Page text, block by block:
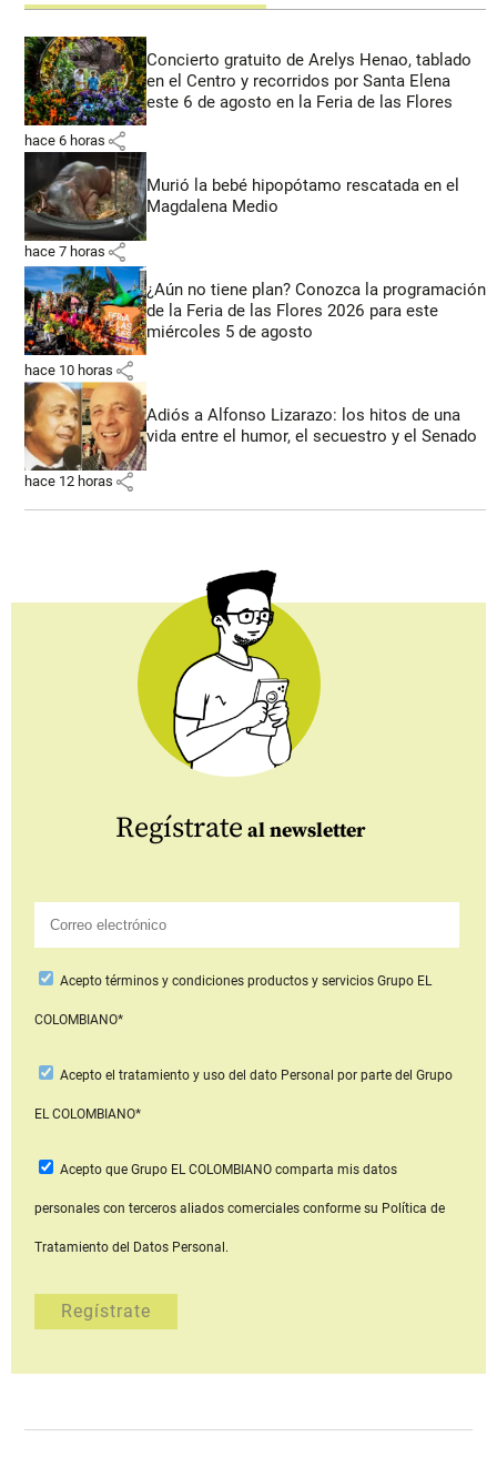
Concierto gratuito de Arelys Henao, tablado
en el Centro y recorridos por Santa Elena
este 6 de agosto en la Feria de las Flores
hace 6 horas share
Murió la bebé hipopótamo rescatada en el
Magdalena Medio
hace 7 horas share
¿Aún no tiene plan? Conozca la programación
de la Feria de las Flores 2026 para este
miércoles 5 de agosto
hace 10 horas share
Adiós a Alfonso Lizarazo: los hitos de una
vida entre el humor, el secuestro y el Senado
hace 12 horas share
Regístrate al newsletter
Aceptotérminos y condiciones productos y serviciosGrupo EL
COLOMBIANO*
Acepto el tratamiento y uso del dato Personal por parte del Grupo
EL COLOMBIANO*
Acepto que Grupo EL COLOMBIANOcomparta mis datos
personales con terceros aliados comerciales conforme su Política de
Tratamiento del Datos Personal.